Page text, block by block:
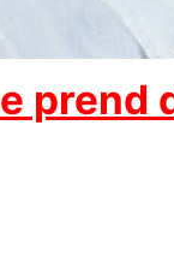
prend